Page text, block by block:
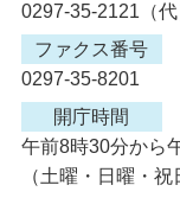
0297-35-2121（代
ファクス番号
0297-35-8201
開庁時間
午前8時30分から
（土曜・日曜・